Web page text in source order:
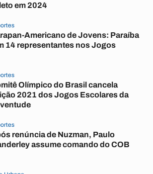
em 2024
Americano de Jovens: Paraíba
14 representantes nos Jogos
Olímpico do Brasil cancela
2021 dos Jogos Escolares da
renúncia de Nuzman, Paulo
assume comando do COB